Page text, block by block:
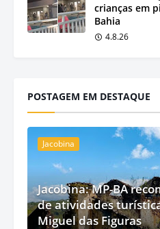
crianças em
Bahia
4.8.26
POSTAGEM EM DESTAQUE
Jacobina
Jacobina: MP-BA
de atividades
Miguel das Figuras